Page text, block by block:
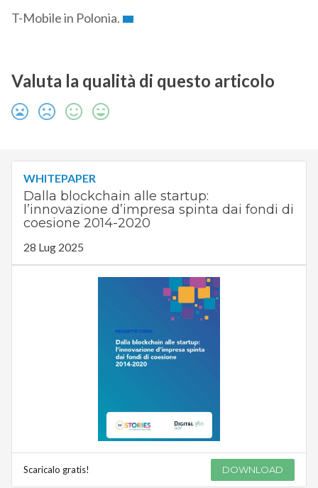
T-Mobile in Polonia.
Valuta la qualità di questo articolo
WHITEPAPER
Dalla blockchain alle startup:
l’innovazione d’impresa spinta dai fondi di
coesione 2014-2020
28 Lug 2025
Scaricalo gratis! DOWNLOAD